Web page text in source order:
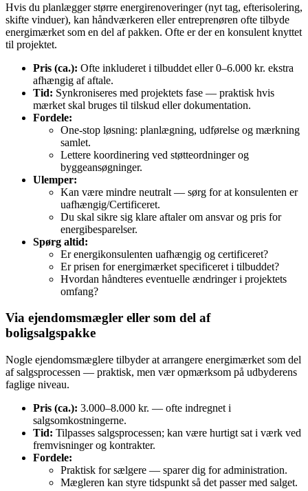
Hvis du planlægger større energirenoveringer (nyt tag, efterisolering,
skifte vinduer), kan håndværkeren eller entreprenøren ofte tilbyde
energimærket som en del af pakken. Ofte er der en konsulent knyttet
til projektet.
Pris (ca.): Ofte inkluderet i tilbuddet eller 0–6.000 kr. ekstra
afhængig af aftale.
Tid: Synkroniseres med projektets fase — praktisk hvis
mærket skal bruges til tilskud eller dokumentation.
Fordele:
One-stop løsning: planlægning, udførelse og mærkning
samlet.
Lettere koordinering ved støtteordninger og
byggeansøgninger.
Ulemper:
Kan være mindre neutralt — sørg for at konsulenten er
uafhængig/Certificeret.
Du skal sikre sig klare aftaler om ansvar og pris for
energibesparelser.
Spørg altid:
Er energikonsulenten uafhængig og certificeret?
Er prisen for energimærket specificeret i tilbuddet?
Hvordan håndteres eventuelle ændringer i projektets
omfang?
Via ejendomsmægler eller som del af
boligsalgspakke
Nogle ejendomsmæglere tilbyder at arrangere energimærket som del
af salgsprocessen — praktisk, men vær opmærksom på udbyderens
faglige niveau.
Pris (ca.): 3.000–8.000 kr. — ofte indregnet i
salgsomkostningerne.
Tid: Tilpasses salgsprocessen; kan være hurtigt sat i værk ved
fremvisninger og kontrakter.
Fordele:
Praktisk for sælgere — sparer dig for administration.
Mægleren kan styre tidspunkt så det passer med salget.